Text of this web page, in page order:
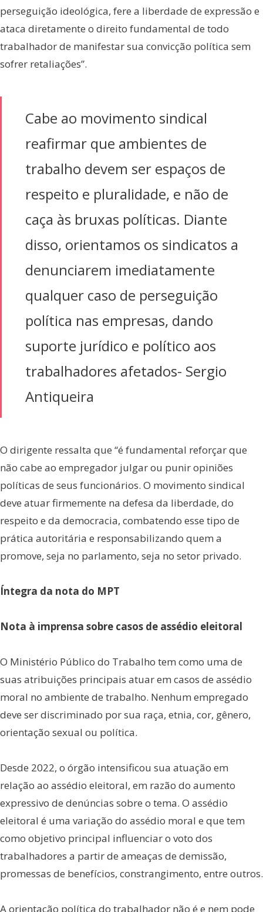
perseguição ideológica, fere a liberdade de expressão e
ataca diretamente o direito fundamental de todo
trabalhador de manifestar sua convicção política sem
sofrer retaliações”.
Cabe ao movimento sindical
reafirmar que ambientes de
trabalho devem ser espaços de
respeito e pluralidade, e não de
caça às bruxas políticas. Diante
disso, orientamos os sindicatos a
denunciarem imediatamente
qualquer caso de perseguição
política nas empresas, dando
suporte jurídico e político aos
trabalhadores afetados- Sergio
Antiqueira
O dirigente ressalta que “é fundamental reforçar que
não cabe ao empregador julgar ou punir opiniões
políticas de seus funcionários. O movimento sindical
deve atuar firmemente na defesa da liberdade, do
respeito e da democracia, combatendo esse tipo de
prática autoritária e responsabilizando quem a
promove, seja no parlamento, seja no setor privado.
Íntegra da nota do MPT
Nota à imprensa sobre casos de assédio eleitoral
O Ministério Público do Trabalho tem como uma de
suas atribuições principais atuar em casos de assédio
moral no ambiente de trabalho. Nenhum empregado
deve ser discriminado por sua raça, etnia, cor, gênero,
orientação sexual ou política.
Desde 2022, o órgão intensificou sua atuação em
relação ao assédio eleitoral, em razão do aumento
expressivo de denúncias sobre o tema. O assédio
eleitoral é uma variação do assédio moral e que tem
como objetivo principal influenciar o voto dos
trabalhadores a partir de ameaças de demissão,
promessas de benefícios, constrangimento, entre outros.
A orientação política do trabalhador não é e nem pode